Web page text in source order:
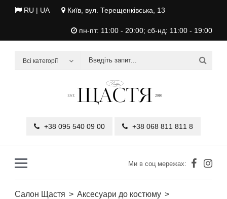
RU | UA Київ, вул. Терещенківська, 13
пн-пт: 11:00 - 20:00; сб-нд: 11:00 - 19:00
Всі категорії
+38 095 540 09 00 +38 068 811 811 8
Ми в соц мережах:
Салон Щастя
Аксесуари до костюму